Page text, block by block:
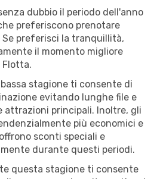
dubbio il periodo dell'anno
preferiscono prenotare
Se preferisci la tranquillità,
il momento migliore
Flotta.
stagione ti consente di
evitando lunghe file e
attrazioni principali. Inoltre, gli
più economici e
sconti speciali e
durante questi periodi.
questa stagione ti consente